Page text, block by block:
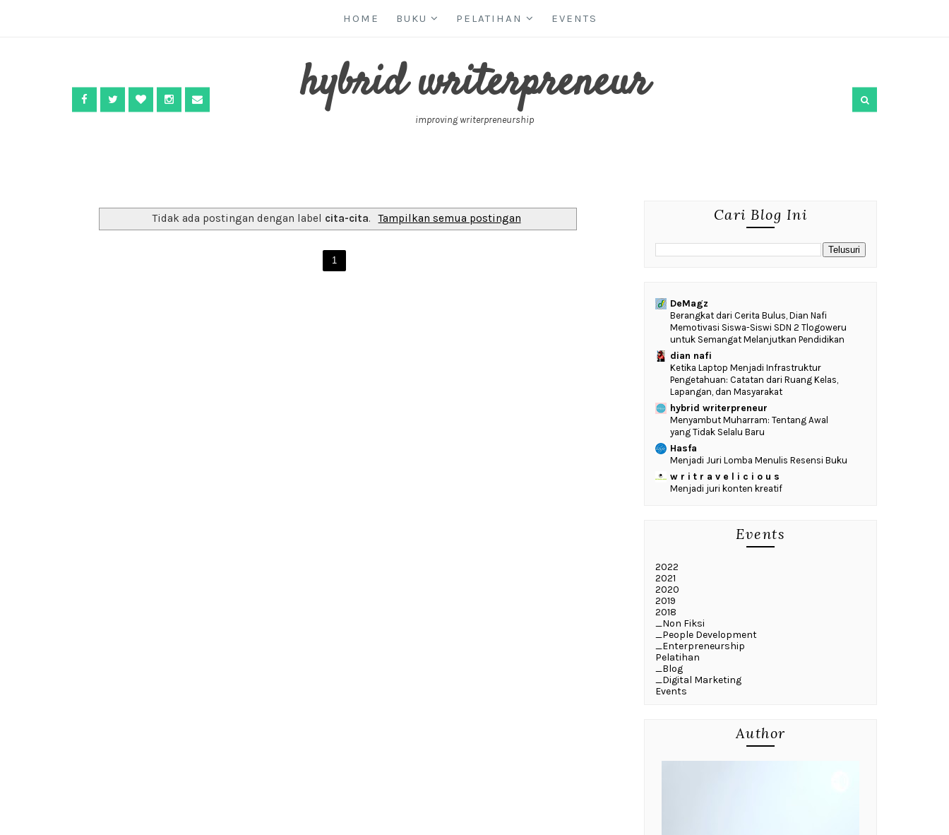
HOME BUKU PELATIHAN EVENTS
hybrid writerpreneur
improving writerpreneurship
Tidak ada postingan dengan label cita-cita. Tampilkan semua postingan
1
Cari Blog Ini
DeMagz
‎Berangkat dari Cerita Bulus, Dian Nafi
Memotivasi Siswa-Siswi SDN 2 Tlogoweru
untuk Semangat Melanjutkan Pendidikan
dian nafi
Ketika Laptop Menjadi Infrastruktur
Pengetahuan: Catatan dari Ruang Kelas,
Lapangan, dan Masyarakat
hybrid writerpreneur
Menyambut Muharram: Tentang Awal
yang Tidak Selalu Baru
Hasfa
Menjadi Juri Lomba Menulis Resensi Buku
w r i t r a v e l i c i o u s
Menjadi juri konten kreatif
Events
2022
2021
2020
2019
2018
_Non Fiksi
_People Development
_Enterpreneurship
Pelatihan
_Blog
_Digital Marketing
Events
Author